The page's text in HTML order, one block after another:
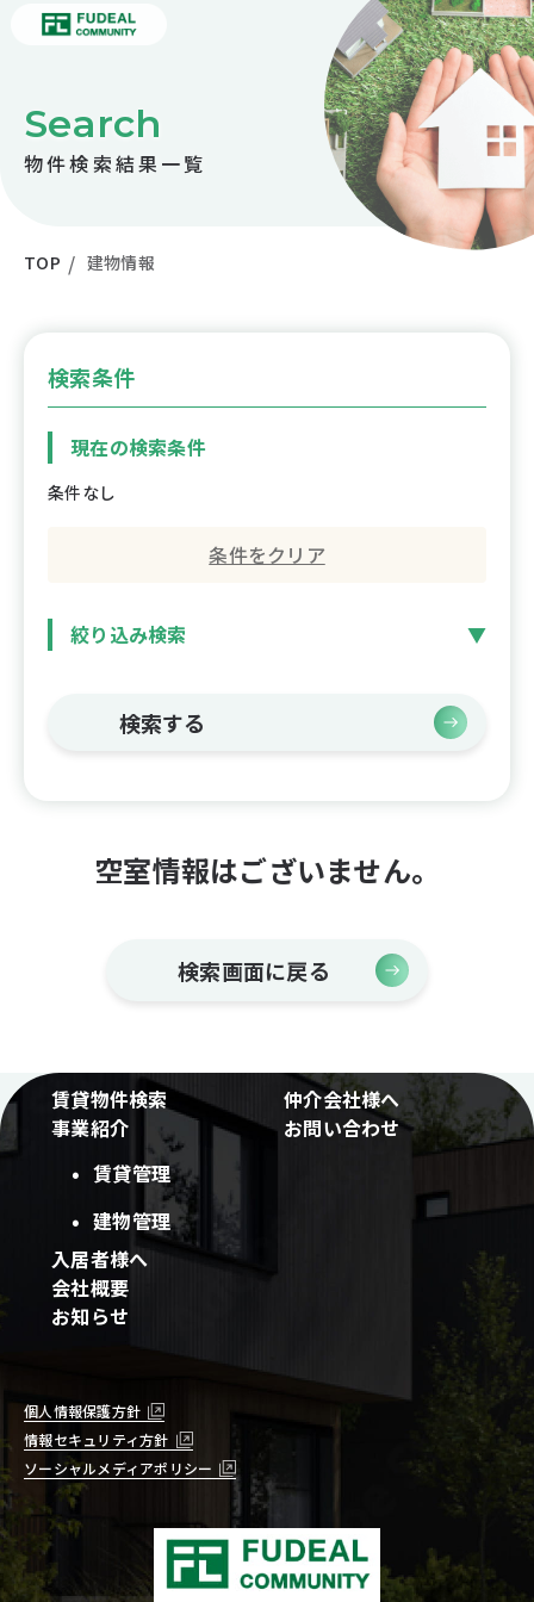
物件検索結果一覧
Search
TOP 建物情報
検索条件
現在の検索条件
条件なし
条件をクリア
絞り込み検索
検索する
空室情報はございません。
検索画面に戻る
賃貸物件検索
事業紹介
賃貸管理
建物管理
入居者様へ
会社概要
お知らせ
仲介会社様へ
お問い合わせ
個人情報保護方針
ソーシャルメディアポリシー
情報セキュリティ方針